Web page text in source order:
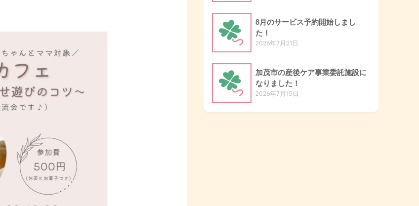
8月のサービス予約開始しまし
た！
2026年7月21日
加茂市の産後ケア事業委託施設に
なりました！
2026年7月15日